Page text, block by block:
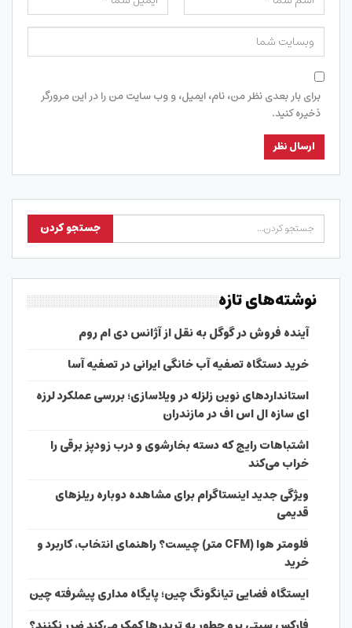
برای بار بعدی نظر من، نام، ایمیل، و وب سایت من را در این مرورگر
ذخیره کنید.
نوشته‌های تازه
آینده فروش در گوگل به نقل از آژانس دی ام روم
خرید دستگاه تصفیه آب خانگی ایرانی در تصفیه آسا
استانداردهای نوین زلزله در ویلاسازی؛ بررسی عملکرد لرزه
ای سازه ال اس اف در مازندران
اشتباهات رایج که دسته بخارشوی و درب زودپز برقی را
خراب می‌کند
ویژگی جدید اینستاگرام برای مشاهده دوباره ریلزهای
قدیمی
فلومتر هوا (CFM متر) چیست؟ راهنمای انتخاب، کاربرد و
خرید
ایستگاه فضایی تیانگونگ چین؛ پایگاه مداری پیشرفته چین